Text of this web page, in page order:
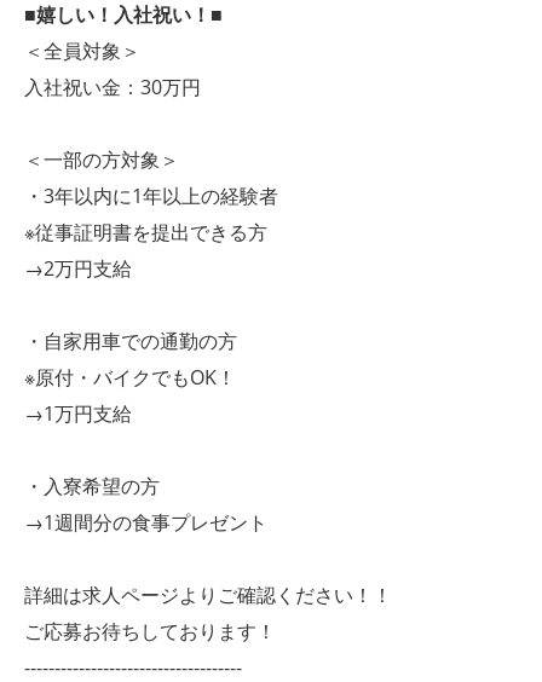
■嬉しい！入社祝い！■
＜全員対象＞
入社祝い金：30万円
＜一部の方対象＞
・3年以内に1年以上の経験者
※従事証明書を提出できる方
→2万円支給
・自家用車での通勤の方
※原付・バイクでもOK！
→1万円支給
・入寮希望の方
→1週間分の食事プレゼント
詳細は求人ページよりご確認ください！！
ご応募お待ちしております！
------------------------------------